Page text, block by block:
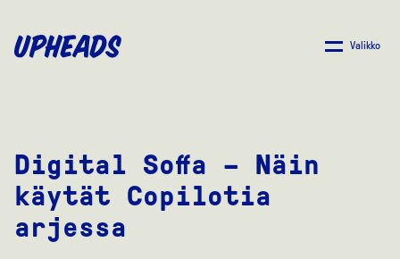
Valikko
Digital Soffa – Näin
käytät Copilotia
arjessa